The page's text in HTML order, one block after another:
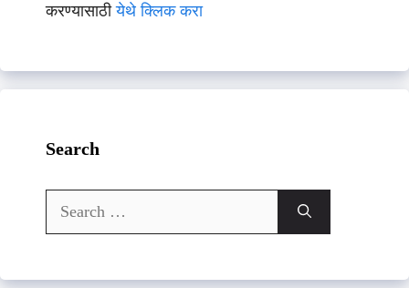
करण्यासाठीयेथे क्लिक करा
Search
Search
for: